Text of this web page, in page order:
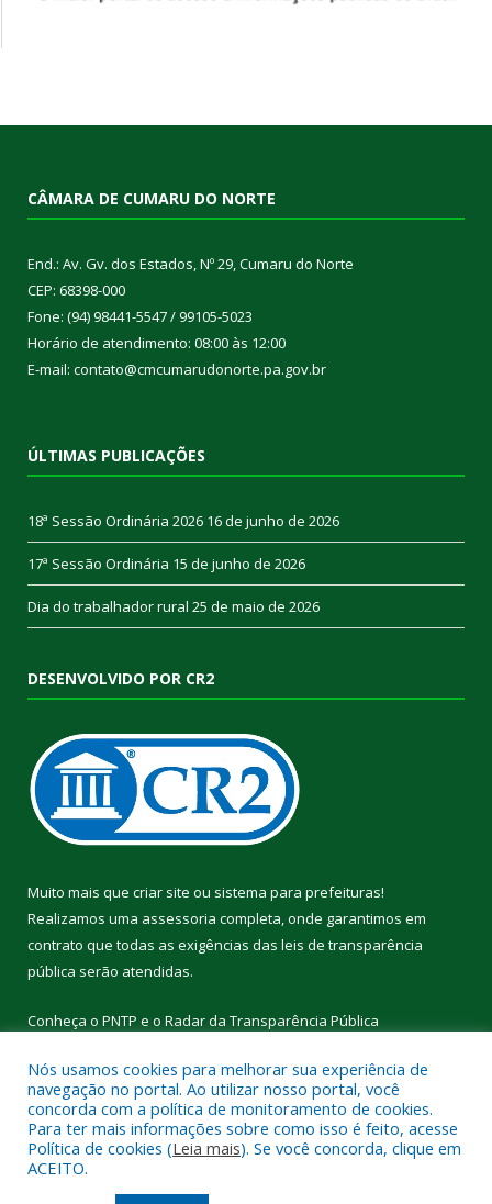
CÂMARA DE CUMARU DO NORTE
End.: Av. Gv. dos Estados, Nº 29, Cumaru do Norte
CEP: 68398-000
Fone: (94) 98441-5547 / 99105-5023
Horário de atendimento: 08:00 às 12:00
E-mail: contato@cmcumarudonorte.pa.gov.br
ÚLTIMAS PUBLICAÇÕES
18ª Sessão Ordinária 2026 16 de junho de 2026
17ª Sessão Ordinária 15 de junho de 2026
Dia do trabalhador rural 25 de maio de 2026
DESENVOLVIDO POR CR2
Muito mais que criar site ou sistema para prefeituras!
Realizamos uma assessoria completa, onde garantimos em
contrato que todas as exigências das leis de transparência
pública serão atendidas.
Conheça o PNTP e o Radar da Transparência Pública
Todos os direitos reservados a Câmara Municipal de Cumaru do
Norte.
Nós usamos cookies para melhorar sua experiência de
navegação no portal. Ao utilizar nosso portal, você
concorda com a política de monitoramento de cookies.
Para ter mais informações sobre como isso é feito, acesse
Política de cookies (Leia mais). Se você concorda, clique em
ACEITO.